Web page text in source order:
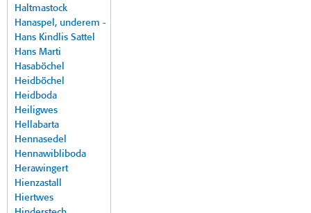
Haltmastock
Hanaspel, underem -
Hans Kindlis Sattel
Hans Marti
Hasaböchel
Heidböchel
Heidboda
Heiligwes
Hellabarta
Hennasedel
Hennawibliboda
Herawingert
Hienzastall
Hiertwes